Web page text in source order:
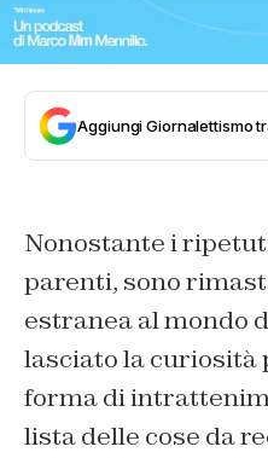
Aggiungi Giornalettismo
Nonostante i
parenti, sono
estranea al mondo
lasciato la curiosità
forma di
lista delle cose da